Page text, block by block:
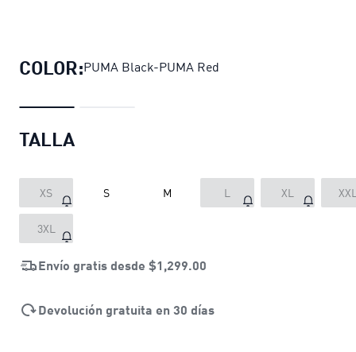
COLOR:PUMA Black-PUMA Red
TALLA
XS S M L XL
3XL
Envío gratis desde $1,299.00
Devolución gratuita en 30 días